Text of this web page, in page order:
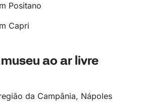
Positano
Capri
ao ar livre
da Campânia, Nápoles